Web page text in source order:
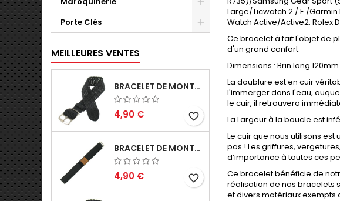
Porte Clés
MEILLEURES VENTES
BRACELET DE MONTRE 16MM NOIR PERLON EN NYLON TRESSÉ FABRICATION ARTISANALE
4,90 € favorite_border
BRACELET DE MONTRE SCRATCH 18MM NOIR TEXTILE NYLON SPORTS
4,90 € favorite_border
Large/Ticwatch 2 / E /
Watch Active/Active2. Rolex
Ce bracelet à fait l'objet de
d'un grand confort.
Dimensions : Brin long
La doublure est en cuir
l'immerger dans l'eau,
le cuir, il retrouvera
La Largeur à la boucle est
Le cuir que nous utilisons
pas ! Les griffures,
d’importance à toutes ces
Ce bracelet bénéficie de
réalisation de nos bracelets
et divers matériaux exempts